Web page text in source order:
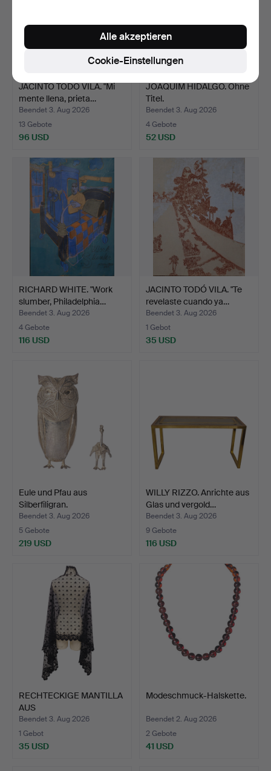
JACINTO TODÓ VILA. "Mi
mente llena, prieta…
Beendet 3. Aug 2026
13 Gebote
96 USD
JOAQUIM HIDALGO. Ohne
Titel.
Beendet 3. Aug 2026
4 Gebote
52 USD
RICHARD WHITE. "Work
slumber, Philadelphia…
Beendet 3. Aug 2026
4 Gebote
116 USD
JACINTO TODÓ VILA. "Te
revelaste cuando ya…
Beendet 3. Aug 2026
1 Gebot
35 USD
Eule und Pfau aus
Silberfiligran.
Beendet 3. Aug 2026
5 Gebote
219 USD
WILLY RIZZO. Anrichte aus
Glas und vergold…
Beendet 3. Aug 2026
9 Gebote
116 USD
RECHTECKIGE MANTILLA
AUS
HALBHANDGEARBEITE…
Beendet 3. Aug 2026
1 Gebot
35 USD
Modeschmuck-Halskette.
Beendet 2. Aug 2026
2 Gebote
41 USD
Cookie-Einstellungen
Alle akzeptieren